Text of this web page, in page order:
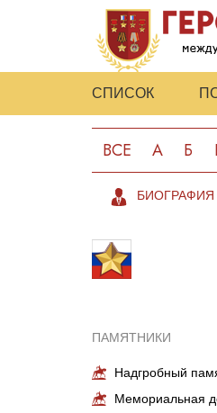
СПИСОК
ВСЕ А Б
БИОГРАФИЯ
ПАМЯТНИКИ
Надгробный
Мемориальная